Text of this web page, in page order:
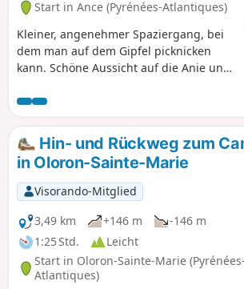
Start in Ance (Pyrénées-Atlantiques)
Kleiner, angenehmer Spaziergang, bei
dem man auf dem Gipfel picknicken
kann. Schöne Aussicht auf die Anie und
Grenze zum Béarn. Kein
Schwierigkeitsgrad. Einige gelbe
Markierungen helfen Ihnen, den Weg
zu finden.Hin- und Rückweg zum
in Oloron-Sainte-Marie
Visorando-Mitglied
3,49 km
+146 m
-146 m
1:25 Std.
Leicht
Start in Oloron-Sainte-Marie (Pyrénées-
Atlantiques)